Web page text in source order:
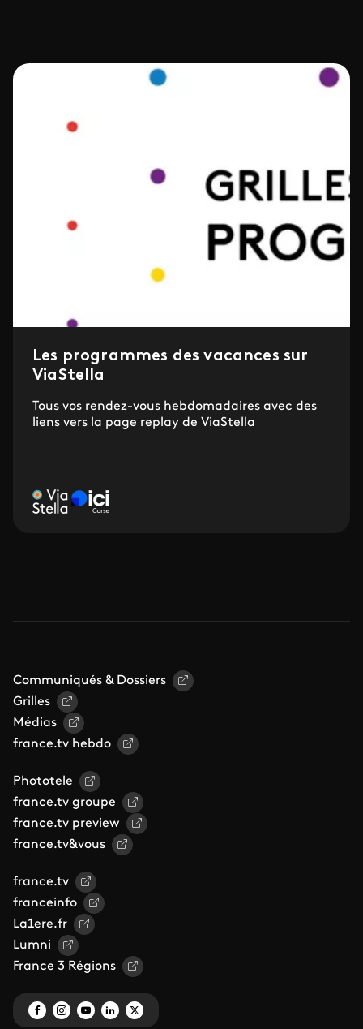
Les programmes des vacances sur
ViaStella
Tous vos rendez-vous hebdomadaires avec des
liens vers la page replay de ViaStella
Communiqués & Dossiers
Grilles
Médias
france.tv hebdo
Phototele
france.tv groupe
france.tv preview
france.tv&vous
france.tv
franceinfo
La1ere.fr
Lumni
France 3 Régions